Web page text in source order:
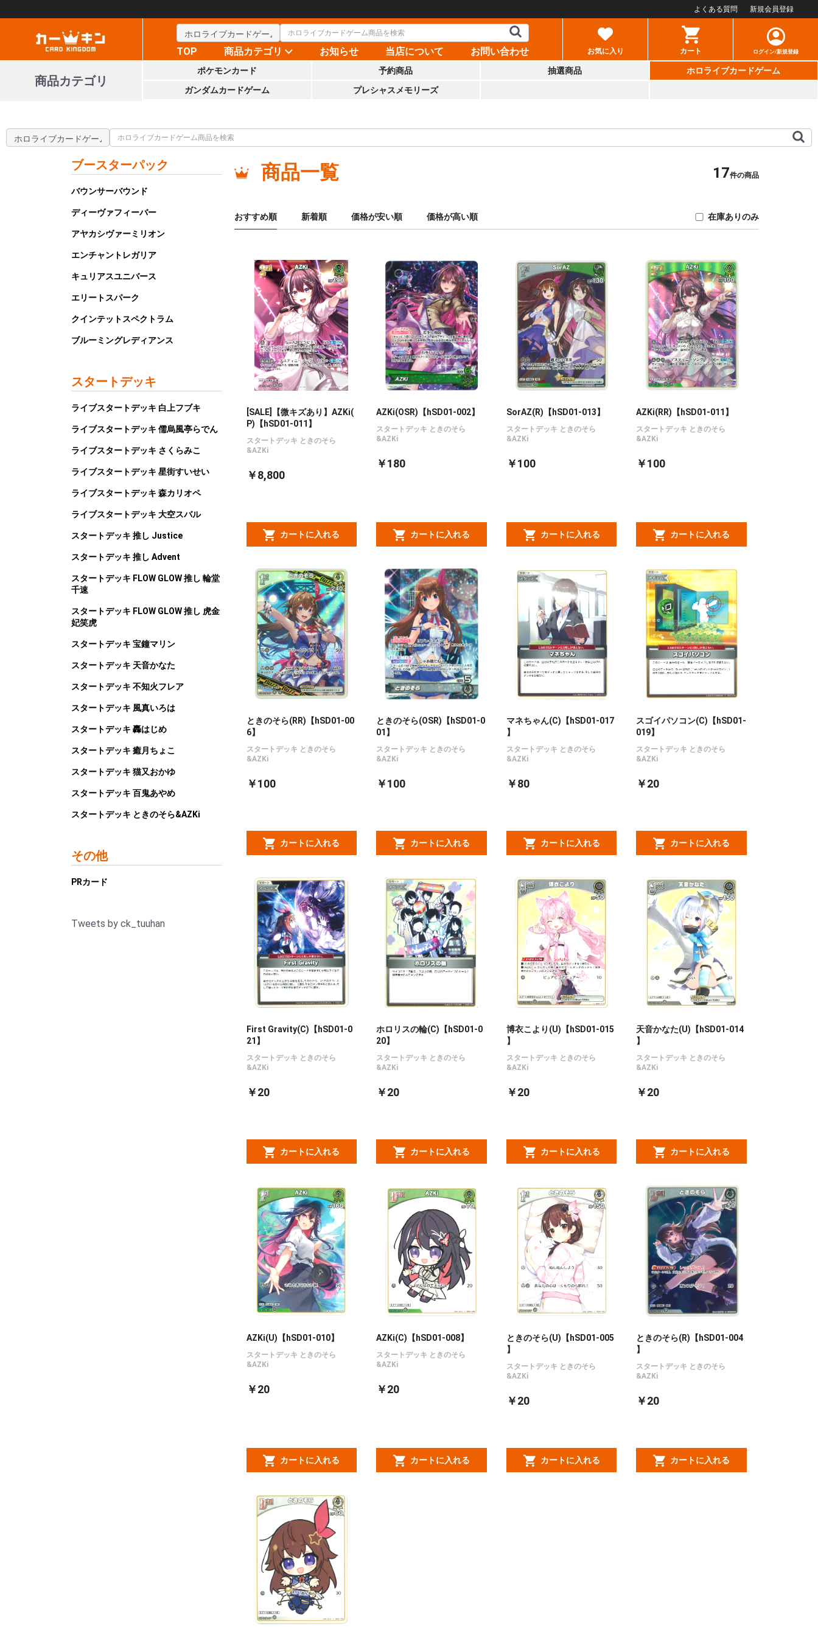
よくある質問 新規会員登録
TOP 商品カテゴリ お知らせ 当店について お問い合わせ お気に入り カート ログイン/新規登録
商品カテゴリ
ポケモンカード 予約商品 抽選商品
ホロライブカードゲーム
ガンダムカードゲーム
プレシャスメモリーズ
ブースターパック
バウンサーバウンド
ディーヴァフィーバー
アヤカシヴァーミリオン
エンチャントレガリア
キュリアスユニバース
エリートスパーク
クインテットスペクトラム
ブルーミングレディアンス
スタートデッキ
ライブスタートデッキ 白上フブキ
ライブスタートデッキ 儒烏風亭らでん
ライブスタートデッキ さくらみこ
ライブスタートデッキ 星街すいせい
ライブスタートデッキ 森カリオペ
ライブスタートデッキ 大空スバル
スタートデッキ 推し Justice
スタートデッキ 推し Advent
スタートデッキ FLOW GLOW 推し 輪堂
千速
スタートデッキ FLOW GLOW 推し 虎金
妃笑虎
スタートデッキ 宝鐘マリン
スタートデッキ 天音かなた
スタートデッキ 不知火フレア
スタートデッキ 風真いろは
スタートデッキ 轟はじめ
スタートデッキ 癒月ちょこ
スタートデッキ 猫又おかゆ
スタートデッキ 百鬼あやめ
スタートデッキ ときのそら&AZKi
その他
PRカード
Tweets by ck_tuuhan
商品一覧 17件の商品
おすすめ順 新着順 価格が安い順 価格が高い順 在庫ありのみ
[SALE]【微キズあり】AZKi(
P)【hSD01-011】
スタートデッキ ときのそら
&AZKi
￥8,800
カートに入れる
AZKi(OSR)【hSD01-002】
スタートデッキ ときのそら
&AZKi
￥180
カートに入れる
SorAZ(R)【hSD01-013】
スタートデッキ ときのそら
&AZKi
￥100
カートに入れる
AZKi(RR)【hSD01-011】
スタートデッキ ときのそら
&AZKi
￥100
カートに入れる
ときのそら(RR)【hSD01-00
6】
スタートデッキ ときのそら
&AZKi
￥100
カートに入れる
ときのそら(OSR)【hSD01-0
01】
スタートデッキ ときのそら
&AZKi
￥100
カートに入れる
マネちゃん(C)【hSD01-017
】
スタートデッキ ときのそら
&AZKi
￥80
カートに入れる
スゴイパソコン(C)【hSD01-
019】
スタートデッキ ときのそら
&AZKi
￥20
カートに入れる
First Gravity(C)【hSD01-0
21】
スタートデッキ ときのそら
&AZKi
￥20
カートに入れる
ホロリスの輪(C)【hSD01-0
20】
スタートデッキ ときのそら
&AZKi
￥20
カートに入れる
博衣こより(U)【hSD01-015
】
スタートデッキ ときのそら
&AZKi
￥20
カートに入れる
天音かなた(U)【hSD01-014
】
スタートデッキ ときのそら
&AZKi
￥20
カートに入れる
AZKi(U)【hSD01-010】
スタートデッキ ときのそら
&AZKi
￥20
カートに入れる
AZKi(C)【hSD01-008】
スタートデッキ ときのそら
&AZKi
￥20
カートに入れる
ときのそら(U)【hSD01-005
】
スタートデッキ ときのそら
&AZKi
￥20
カートに入れる
ときのそら(R)【hSD01-004
】
スタートデッキ ときのそら
&AZKi
￥20
カートに入れる